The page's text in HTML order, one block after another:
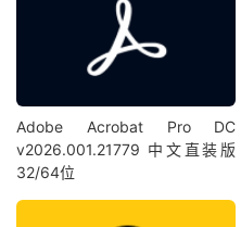
Adobe Acrobat Pro DC
v2026.001.21779 中文直装版
32/64位